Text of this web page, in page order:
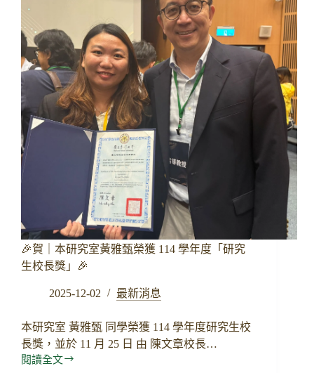
生
物
型
負
碳
科
技
之
研
發
與
應
向
交
流
會
🎉賀｜本研究室黃雅甄榮獲 114 學年度「研究
生校長獎」🎉
2025-12-02 最新消息
本研究室 黃雅甄 同學榮獲 114 學年度研究生校
長獎，並於 11 月 25 日 由 陳文章校長…
閱讀全文
🎉